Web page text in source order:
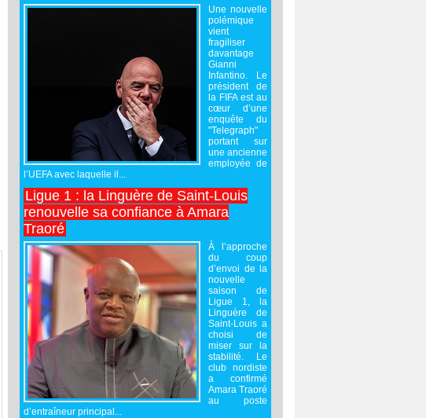
Une nouvelle
polémique
vient
fragiliser
davantage
Gianni
Infantino. Le
président de
la FIFA est au
cœur d’une
enquête du
"Telegraph"
portant sur
une ancienne
employée de
l’UEFA avec laquelle il...
Ligue 1 : la Linguère de Saint-Louis
renouvelle sa confiance à Amara
Traoré
À l’approche
du coup
d’envoi de la
nouvelle
saison de
Ligue 1, la
Linguère de
Saint-Louis a
choisi de
miser sur la
stabilité. Le
club nordiste
a confirmé
Amara Traoré
au poste
d’entraîneur principal...